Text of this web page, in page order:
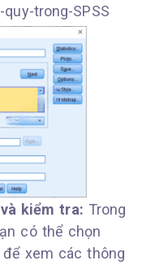
kiểm tra: Trong
có thể chọn
xem các thông